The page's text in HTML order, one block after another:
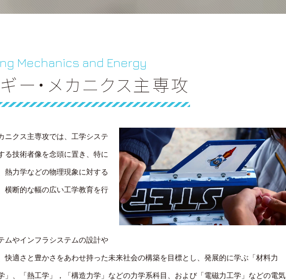
Mechanics and Energy
ー・メカニクス主専攻
ニクス主専攻では、工学システ
る技術者像を念頭に置き、特に
熱力学などの物理現象に対する
横断的な幅の広い工学教育を行
ムやインフラシステムの設計や
快適さと豊かさをあわせ持った未来社会の構築を目標とし、発展的に学ぶ「材料力
」、「熱工学」，「構造力学」などの力学系科目、および「電磁力工学」などの電気